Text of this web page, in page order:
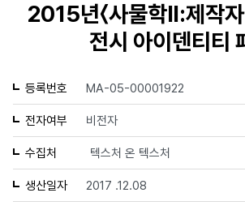
2015년〈사물학Ⅱ:제작자
전시 아이덴티티
등록번호 MA-05-00001922
전자여부 비전자
수집처 텍스처 온 텍스처
생산일자 2017 .12.08